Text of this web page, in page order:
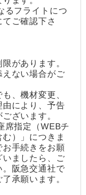
るフライトにつ
ご確認下さ
があります。
ない場合がご
、機材変更、
により、予告
ざいます。
席指定（WEBチ
）」につきま
手続きをお願
ましたら、ご
阪急交通社で
承願います。